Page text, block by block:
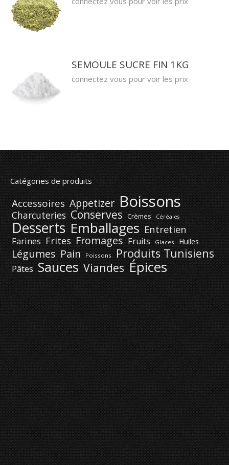
SEMOULE SUCRE FIN 1KG
connectez vous pour voir les prix
Catégories de produits
Accessoires Appetizer Boissons
Charcuteries Conserves Crèmes Céréales
Desserts Emballages Entretien
Farines Frites Fromages Fruits Glaces Huiles
Légumes Pain Poissons Produits Tunisiens
Pâtes Sauces Viandes Épices